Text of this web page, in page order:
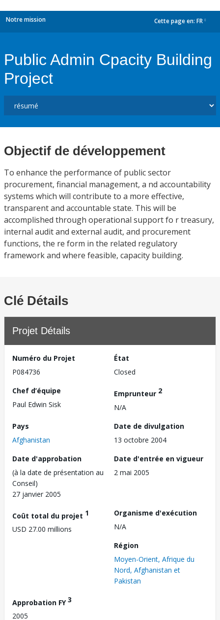
Notre mission Cette page en: FR
Public Admin Cpacity Building
Project
Objectif de développement
To enhance the performance of public sector
procurement, financial management, a nd accountability
systems which will contribute to a more effective,
transparent and accountable state. This will be
accomplished through operational support fo r treasury,
internal audit and external audit, and procurement
functions, the re form in the related regulatory
framework and where feasible, capacity building.
Clé Détails
Projet Détails
Numéro du Projet
P084736
État
Closed
Chef d’équipe
Paul Edwin Sisk
Emprunteur 2
N/A
Pays
Afghanistan
Date de divulgation
13 octobre 2004
Date d'approbation
(à la date de présentation au
Conseil)
27 janvier 2005
Date d'entrée en vigueur
2 mai 2005
Coût total du projet 1
USD 27.00 millions
Organisme d'exécution
N/A
Région
Moyen-Orient, Afrique du
Nord, Afghanistan et
Pakistan
Approbation FY3
2005